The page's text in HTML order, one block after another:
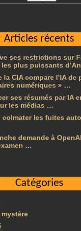
Articles récents
ses restrictions sur
les plus puissants
la CIA compare l’IA de
numériques » …
ses résumés par IA
les médias …
colmater les fuites
demande à
…
Catégories